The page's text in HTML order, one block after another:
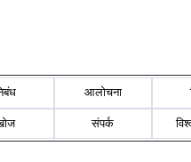
आलोचना
संपर्क